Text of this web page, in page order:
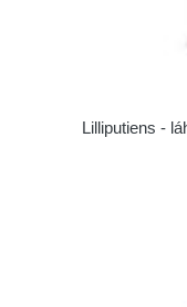
Lilliputiens -